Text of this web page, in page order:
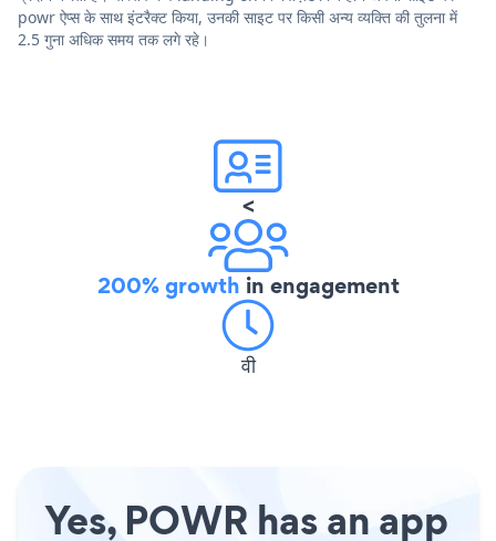
powr ऐप्स के साथ इंटरैक्ट किया, उनकी साइट पर किसी अन्य व्यक्ति की तुलना में
2.5 गुना अधिक समय तक लगे रहे।
<
200% growth in engagement
वी
Yes, POWR has an app